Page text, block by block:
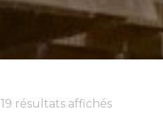
19 résultats affichés